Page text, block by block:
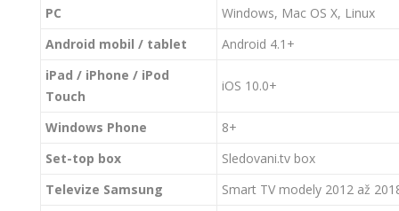
PC
Windows, Mac OS X, Linux
Android mobil / tablet
Android 4.1+
iPad / iPhone / iPod
Touch
iOS 10.0+
Windows Phone
8+
Set-top box
Sledovani.tv box
Televize Samsung
Smart TV modely 2012 až